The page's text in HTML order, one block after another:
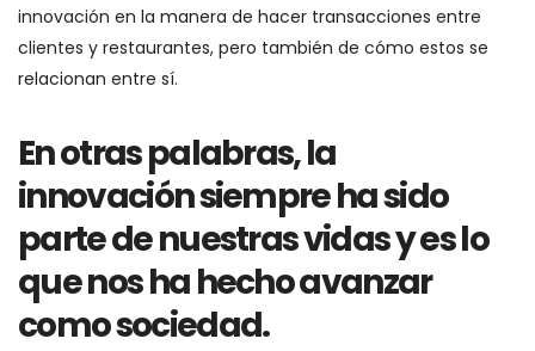
innovación en la manera de hacer transacciones entre
clientes y restaurantes, pero también de cómo estos se
relacionan entre sí.
En otras palabras, la
innovación siempre ha sido
parte de nuestras vidas y es lo
que nos ha hecho avanzar
como sociedad.